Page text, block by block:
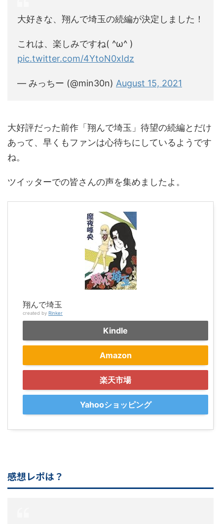
大好きな、翔んで埼玉の続編が決定しました！
これは、楽しみですね( ^ω^ )
pic.twitter.com/4YtoN0xIdz
— みっちー (@min30n) August 15, 2021
大好評だった前作「翔んで埼玉」待望の続編とだけ
あって、早くもファンは心待ちにしているようです
ね。
ツイッターでの皆さんの声を集めましたよ。
翔んで埼玉
created by Rinker
Kindle
Amazon
楽天市場
Yahooショッピング
感想レポは？